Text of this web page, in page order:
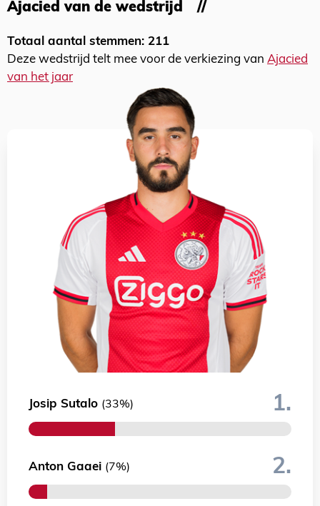
Ajacied van de wedstrijd
Totaal aantal stemmen: 211
Deze wedstrijd telt mee voor de verkiezing van Ajacied
van het jaar
Josip Sutalo (33%) 1.
Anton Gaaei (7%) 2.